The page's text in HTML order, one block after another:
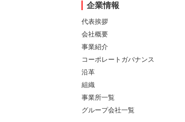
企業情報
代表挨拶
会社概要
事業紹介
コーポレートガバナンス
沿革
組織
事業所一覧
グループ会社一覧